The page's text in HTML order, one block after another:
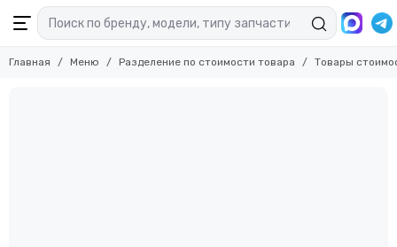
Главная Меню Разделение по стоимости товара Товары